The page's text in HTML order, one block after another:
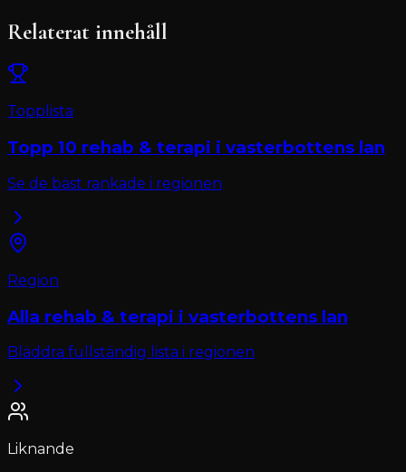
Relaterat innehåll
Topplista
Topp 10 rehab & terapi i vasterbottens lan
Se de bäst rankade i regionen
Region
Alla rehab & terapi i vasterbottens lan
Bläddra fullständig lista i regionen
Liknande